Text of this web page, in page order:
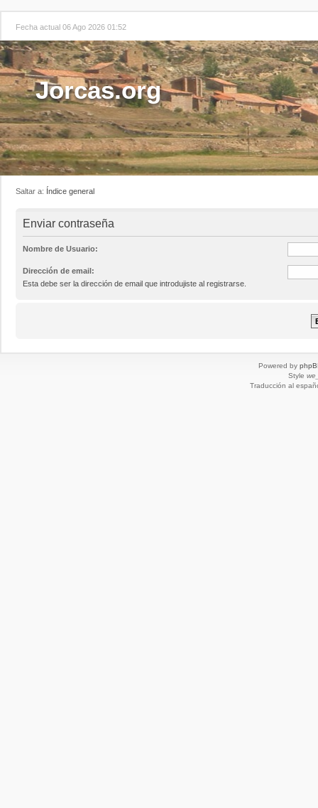
Fecha actual 06 Ago 2026 01:52
Jorcas.org
Saltar a: Índice general
Enviar contraseña
Nombre de Usuario:
Dirección de email:
Esta debe ser la dirección de email que introdujiste al registrarse.
Powered by
Style
Traducción al